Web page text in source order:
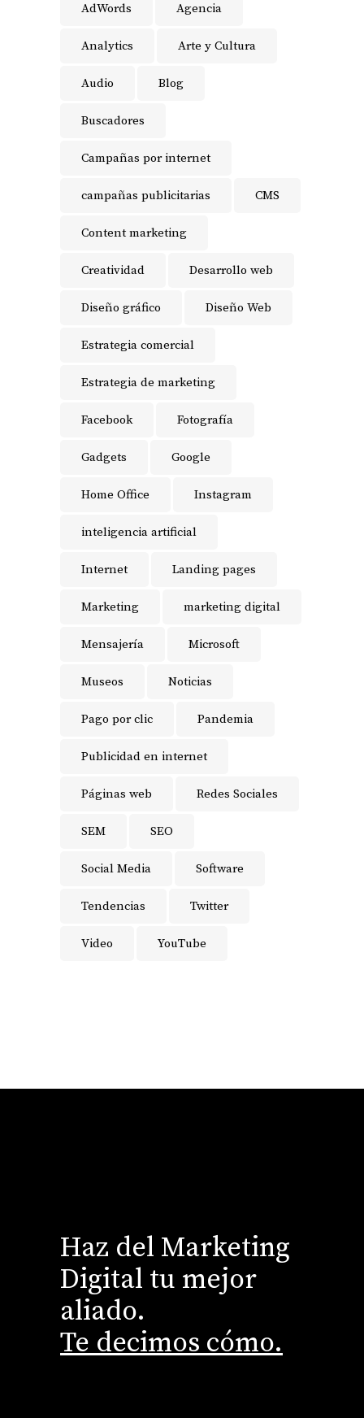
AdWords Agencia
Analytics Arte y Cultura
Audio Blog
Buscadores
Campañas por internet
campañas publicitarias CMS
Content marketing
Creatividad Desarrollo web
Diseño gráfico Diseño Web
Estrategia comercial
Estrategia de marketing
Facebook Fotografía
Gadgets Google
Home Office Instagram
inteligencia artificial
Internet Landing pages
Marketing marketing digital
Mensajería Microsoft
Museos Noticias
Pago por clic Pandemia
Publicidad en internet
Páginas web Redes Sociales
SEM SEO
Social Media Software
Tendencias Twitter
Video YouTube
Haz del Marketing
Digital tu mejor
aliado.
Te decimos cómo.